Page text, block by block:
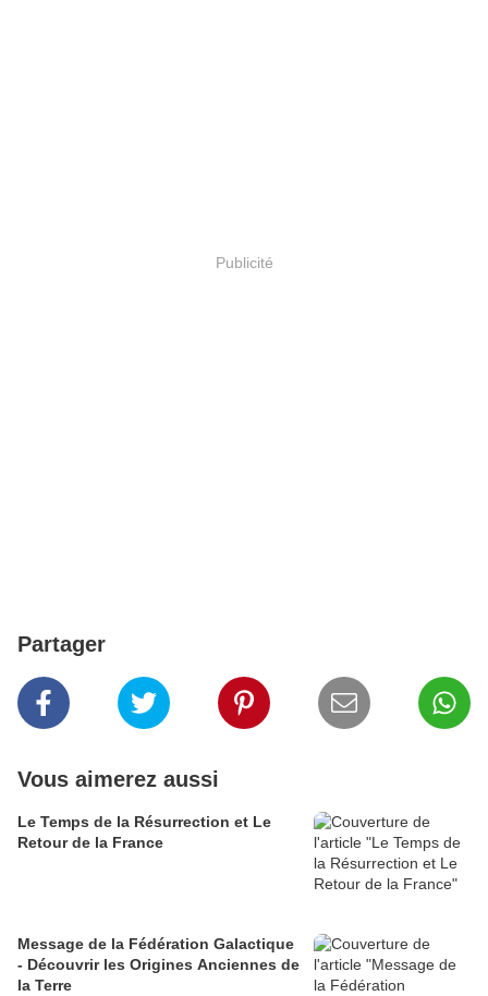
Publicité
Partager
Vous aimerez aussi
Le Temps de la Résurrection et Le
Retour de la France
Message de la Fédération Galactique
- Découvrir les Origines Anciennes de
la Terre